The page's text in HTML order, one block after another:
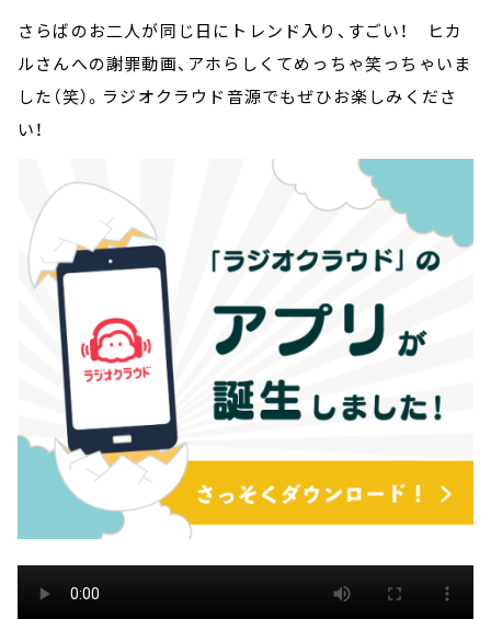
さらばのお二人が同じ日にトレンド入り、すごい！ ヒカ
ルさんへの謝罪動画、アホらしくてめっちゃ笑っちゃいま
した（笑）。ラジオクラウド音源でもぜひお楽しみくださ
い！